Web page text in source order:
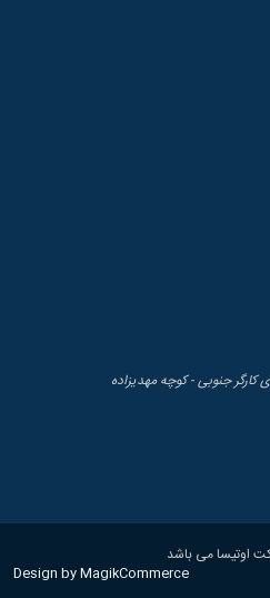
کارگر جنوبی - کوچه مهدیزاده
اوتیسا می باشد
Design by MagikCommerce